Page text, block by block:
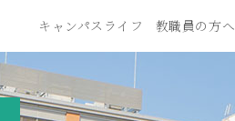
キャンパスライフ 教職員の方へ